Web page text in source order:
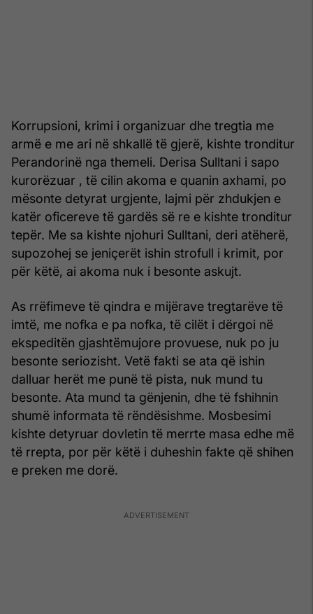
Korrupsioni, krimi i organizuar dhe tregtia me
armë e me ari në shkallë të gjerë, kishte tronditur
Perandorinë nga themeli. Derisa Sulltani i sapo
kurorëzuar , të cilin akoma e quanin axhami, po
mësonte detyrat urgjente, lajmi për zhdukjen e
katër oficereve të gardës së re e kishte tronditur
tepër. Me sa kishte njohuri Sulltani, deri atëherë,
supozohej se jeniçerët ishin strofull i krimit, por
për këtë, ai akoma nuk i besonte askujt.
As rrëfimeve të qindra e mijërave tregtarëve të
imtë, me nofka e pa nofka, të cilët i dërgoi në
ekspeditën gjashtëmujore provuese, nuk po ju
besonte seriozisht. Vetë fakti se ata që ishin
dalluar herët me punë të pista, nuk mund tu
besonte. Ata mund ta gënjenin, dhe të fshihnin
shumë informata të rëndësishme. Mosbesimi
kishte detyruar dovletin të merrte masa edhe më
të rrepta, por për këtë i duheshin fakte që shihen
e preken me dorë.